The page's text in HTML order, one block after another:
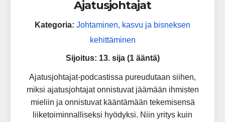
Ajatusjohtajat
Kategoria: Johtaminen, kasvu ja bisneksen
kehittäminen
Sijoitus: 13. sija (1 ääntä)
Ajatusjohtajat-podcastissa pureudutaan siihen,
miksi ajatusjohtajat onnistuvat jäämään ihmisten
mieliin ja onnistuvat kääntämään tekemisensä
liiketoiminnalliseksi hyödyksi. Niin yritys kuin